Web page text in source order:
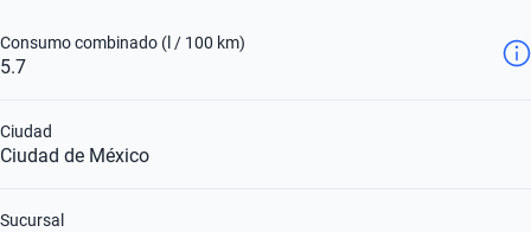
5.7
Consumo combinado (l / 100 km)
Ciudad de México
Ciudad
Sucursal